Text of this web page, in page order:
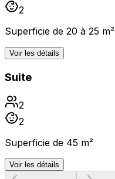
2
Superficie de 20 à 25 m²
Voir les détails
Suite
2
2
Superficie de 45 m²
Voir les détails